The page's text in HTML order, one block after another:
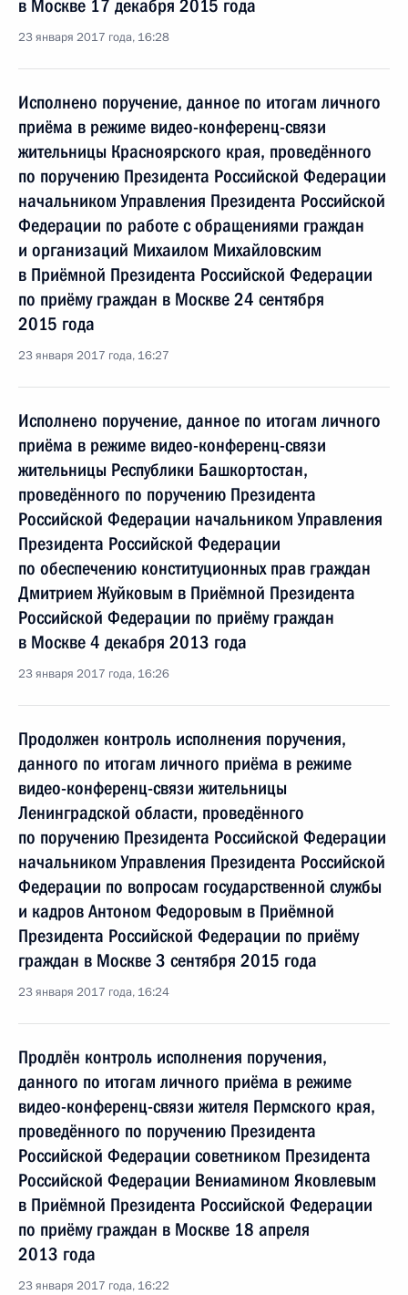
в Москве 17 декабря 2015 года
23 января 2017 года, 16:28
Исполнено поручение, данное по итогам личного
приёма в режиме видео-конференц-связи
жительницы Красноярского края, проведённого
по поручению Президента Российской Федерации
начальником Управления Президента Российской
Федерации по работе с обращениями граждан
и организаций Михаилом Михайловским
в Приёмной Президента Российской Федерации
по приёму граждан в Москве 24 сентября
2015 года
23 января 2017 года, 16:27
Исполнено поручение, данное по итогам личного
приёма в режиме видео-конференц-связи
жительницы Республики Башкортостан,
проведённого по поручению Президента
Российской Федерации начальником Управления
Президента Российской Федерации
по обеспечению конституционных прав граждан
Дмитрием Жуйковым в Приёмной Президента
Российской Федерации по приёму граждан
в Москве 4 декабря 2013 года
23 января 2017 года, 16:26
Продолжен контроль исполнения поручения,
данного по итогам личного приёма в режиме
видео-конференц-связи жительницы
Ленинградской области, проведённого
по поручению Президента Российской Федерации
начальником Управления Президента Российской
Федерации по вопросам государственной службы
и кадров Антоном Федоровым в Приёмной
Президента Российской Федерации по приёму
граждан в Москве 3 сентября 2015 года
23 января 2017 года, 16:24
Продлён контроль исполнения поручения,
данного по итогам личного приёма в режиме
видео-конференц-связи жителя Пермского края,
проведённого по поручению Президента
Российской Федерации советником Президента
Российской Федерации Вениамином Яковлевым
в Приёмной Президента Российской Федерации
по приёму граждан в Москве 18 апреля
2013 года
23 января 2017 года, 16:22